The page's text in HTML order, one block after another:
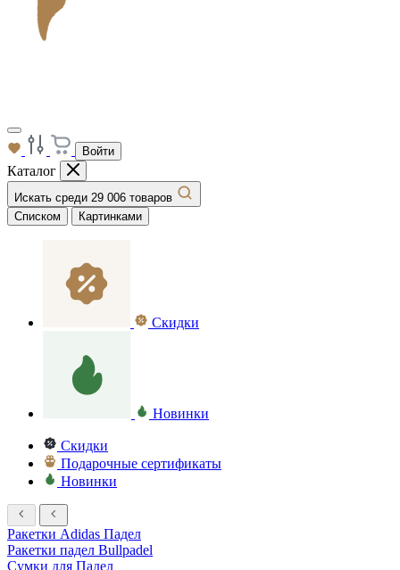
Войти
Каталог
Искать среди 29 006 товаров
Списком
Картинками
Скидки
Новинки
Скидки
Подарочные сертификаты
Новинки
Ракетки Adidas Падел
Ракетки падел Bullpadel
Сумки для Падел